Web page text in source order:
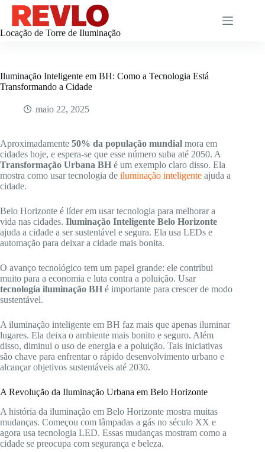
Pular
conteúdo
Locação de Torre de Iluminação
Iluminação Inteligente em BH: Como a Tecnologia Está
Transformando a Cidade
maio 22, 2025
Aproximadamente 50% da população mundial mora em
cidades hoje, e espera-se que esse número suba até 2050. A
Transformação Urbana BH é um exemplo claro disso. Ela
mostra como usar tecnologia de iluminação inteligente ajuda a
cidade.
Belo Horizonte é líder em usar tecnologia para melhorar a
vida nas cidades. Iluminação Inteligente Belo Horizonte
ajuda a cidade a ser sustentável e segura. Ela usa LEDs e
automação para deixar a cidade mais bonita.
O avanço tecnológico tem um papel grande: ele contribui
muito para a economia e luta contra a poluição. Usar
tecnologia iluminação BH é importante para crescer de modo
sustentável.
A iluminação inteligente em BH faz mais que apenas iluminar
lugares. Ela deixa o ambiente mais bonito e seguro. Além
disso, diminui o uso de energia e a poluição. Tais iniciativas
são chave para enfrentar o rápido desenvolvimento urbano e
alcançar objetivos sustentáveis até 2030.
A Revolução da Iluminação Urbana em Belo Horizonte
A história da iluminação em Belo Horizonte mostra muitas
mudanças. Começou com lâmpadas a gás no século XX e
agora usa tecnologia LED. Essas mudanças mostram como a
cidade se preocupa com segurança e beleza.